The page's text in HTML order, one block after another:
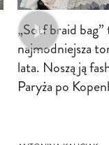
„Sotf braid bag”
najmodniejsza
lata. Noszą ją
Paryża po